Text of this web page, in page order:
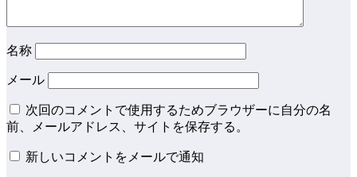
名称
メール
次回のコメントで使用するためブラウザーに自分の名
前、メールアドレス、サイトを保存する。
新しいコメントをメールで通知